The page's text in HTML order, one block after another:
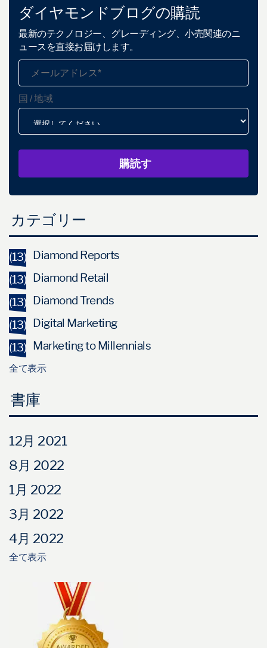
ダイヤモンドブログの購読
最新のテクノロジー、グレーディング、小売関連のニ
ュースを直接お届けします。
国 / 地域
カテゴリー
Diamond Reports
(13)
Diamond Retail
(13)
Diamond Trends
(13)
Digital Marketing
(13)
Marketing to Millennials
(13)
全て表示
書庫
12月 2021
8月 2022
1月 2022
3月 2022
4月 2022
全て表示